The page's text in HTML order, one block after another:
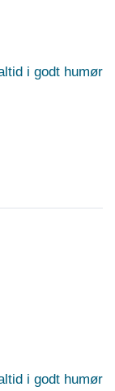
i godt humør
i godt humør